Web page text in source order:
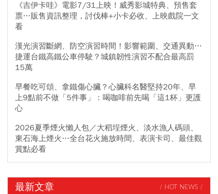
《吉伊卡哇》電影7/31上映！威秀影城特典、預售套
票…販售資訊整理，討伐棒+小卡必收、上映戲院一文
看
漢光演習斷網、防空演習時間！影響範圍、交通異動…
捷運台鐵高鐵公車停駛？城鎮韌性演習不配合最高罰
15萬
早餐吃可頌、拿鐵傷心臟？心臟科名醫堅持20年、早
上9點前不做「5件事」：喝咖啡前先喝「這1杯」更護
心
2026夏季煙火懶人包／大稻埕煙火、淡水漁人碼頭、
東石海上煙火…全台花火施放時間、表演卡司、最佳觀
賞點必看
最新文章 / HOT NEWS /